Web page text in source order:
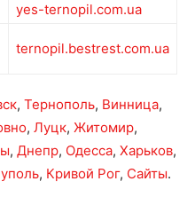
yes-ternopil.com.ua
ternopil.bestrest.com.ua
, Тернополь, Винница,
, Луцк, Житомир,
, Днепр, Одесса, Харьков,
, Кривой Рог, Сайты.